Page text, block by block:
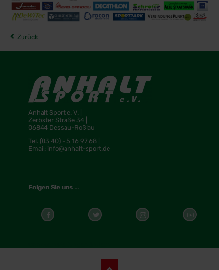
Zurück
Anhalt Sport e. V. |
Zerbster Straße 34 |
06844 Dessau-Roßlau
Tel. (03 40) - 5 16 97 68 |
Email: info@anhalt-sport.de
Folgen Sie uns ...